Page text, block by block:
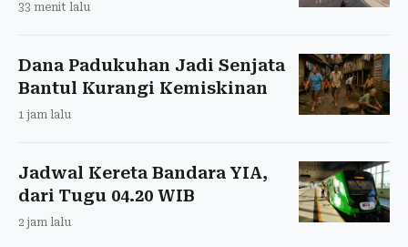
33 menit lalu
Dana Padukuhan Jadi Senjata
Bantul Kurangi Kemiskinan
1 jam lalu
Jadwal Kereta Bandara YIA,
dari Tugu 04.20 WIB
2 jam lalu